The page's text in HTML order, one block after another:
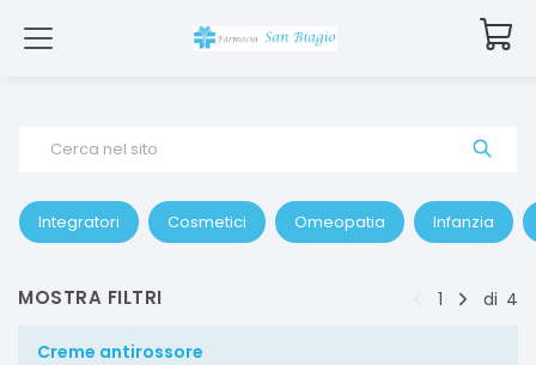
Cerca nel sito
Integratori Cosmetici Omeopatia Infanzia
MOSTRA FILTRI 1 di 4
Creme antirossore